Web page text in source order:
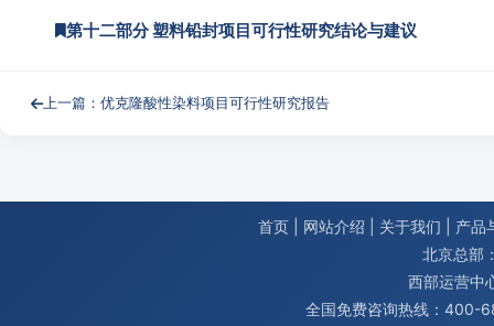
第十二部分 塑料铅封项目可行性研究结论与建议
上一篇：优克隆酸性染料项目可行性研究报告
首页 网站介绍 关于我们
产品
北京总部
西部运营中
全国免费咨询热线：400-